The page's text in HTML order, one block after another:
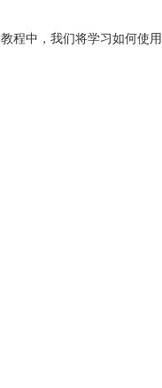
程中，我们将学习如何使用